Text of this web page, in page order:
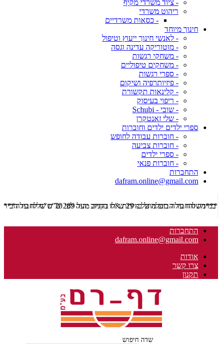
- ציוד משרדי מקיף
ריהוט משרדי
- כסאות משרדיים
חינוך מיוחד
- לאנשי חינוך ייעוץ וטיפול
- מוטוריקה עדינה וגסה
- משחקי רגשות
- משחקים טיפוליים
- ספרי רגשות
- פיזיותרפיה ושיקום
- קלינאות תקשורת
- ריפוי בעיסוק
- שובי - Schubi
- שלי זאנטקרן
ספרי ילדים ילדים וחוברות
- חוברות עבודה לחופש
- חוברות צביעה
- ספרי ילדים
- חוברות פנאי
התחברות
dafram.online@gmail.com
***משלוח עד הבית מוזל ב- 29 ש"ח בקניה מעל 289 ש"ח שליח עד הבית ***
התחברות
dafram.online@gmail.com
אודות
צרו קשר
תקנון
שדה חיפוש